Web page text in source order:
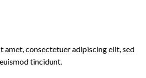
amet, consectetuer adipiscing elit, sed
tincidunt.